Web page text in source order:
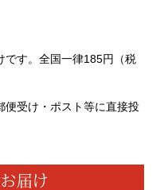
です。全国一律185円（税
便受け・ポスト等に直接投